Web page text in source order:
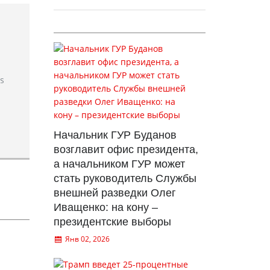
Начальник ГУР Буданов
возглавит офис президента,
а начальником ГУР может
стать руководитель Службы
внешней разведки Олег
Иващенко: на кону –
президентские выборы
Янв 02, 2026